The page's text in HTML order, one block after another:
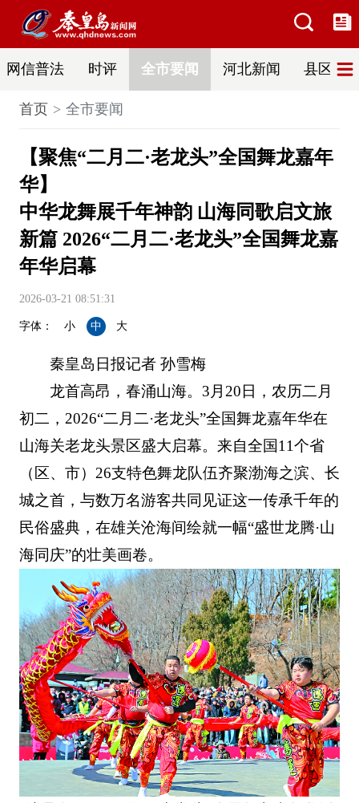
网信普法 时评 全市要闻 河北新闻 县区热
首页 全市要闻
【聚焦“二月二·老龙头”全国舞龙嘉年
华】
中华龙舞展千年神韵 山海同歌启文旅
新篇 2026“二月二·老龙头”全国舞龙嘉
年华启幕
2026-03-21 08:51:31
字体： 小 中 大
秦皇岛日报记者 孙雪梅
龙首高昂，春涌山海。3月20日，农历二月
初二，2026“二月二·老龙头”全国舞龙嘉年华在
山海关老龙头景区盛大启幕。来自全国11个省
（区、市）26支特色舞龙队伍齐聚渤海之滨、长
城之首，与数万名游客共同见证这一传承千年的
民俗盛典，在雄关沧海间绘就一幅“盛世龙腾·山
海同庆”的壮美画卷。